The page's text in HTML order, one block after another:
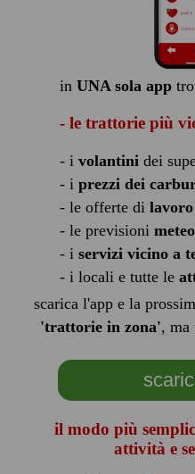
in UNA sola app
- le trattorie più
- i volantinidei
- i prezzi dei
- le offerte di lavoro
- le previsioni meteo
- i servizi vicino a
- i locali e tutte le
scarica l'app e la
'trattorie in zona', ma
il modo più
attività e